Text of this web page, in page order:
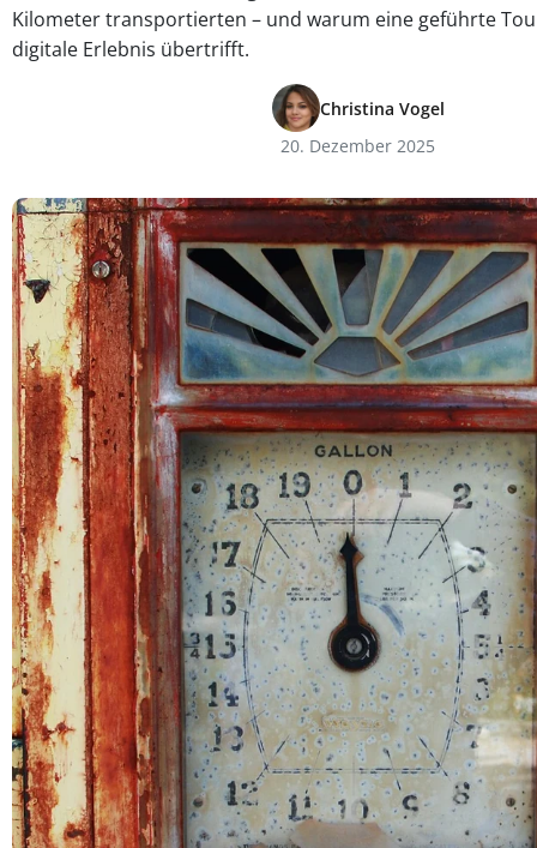
Kilometer transportierten – und warum eine geführte
digitale Erlebnis übertrifft.
Christina Vogel
20. Dezember 2025